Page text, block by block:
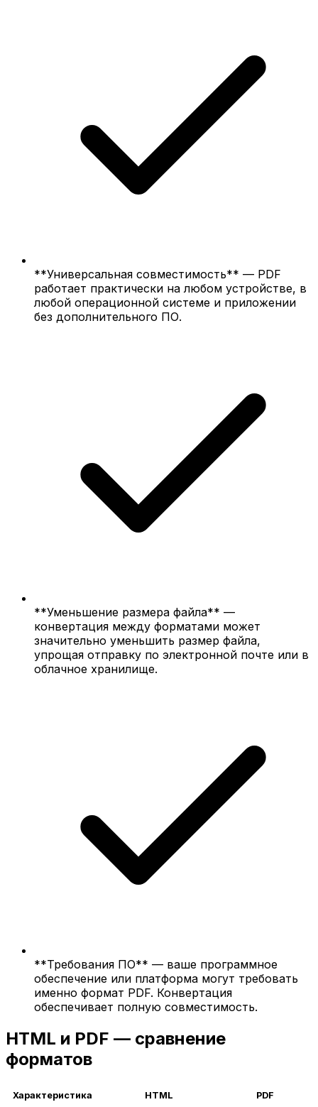
**Универсальная совместимость** — PDF
работает практически на любом устройстве, в
любой операционной системе и приложении
без дополнительного ПО.
**Уменьшение размера файла** —
конвертация между форматами может
значительно уменьшить размер файла,
упрощая отправку по электронной почте или в
облачное хранилище.
**Требования ПО** — ваше программное
обеспечение или платформа могут требовать
именно формат PDF. Конвертация
обеспечивает полную совместимость.
HTML и PDF — сравнение
форматов
Характеристика HTML PDF